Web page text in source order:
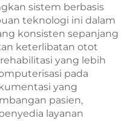
sistem berbasis
teknologi ini dalam
konsisten sepanjang
keterlibatan otot
yang lebih
pada
yang
pasien,
layanan